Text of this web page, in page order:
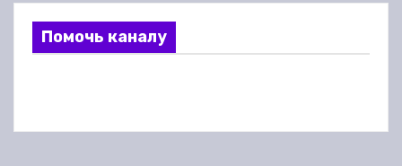
Помочь каналу